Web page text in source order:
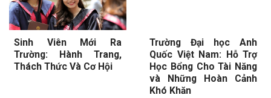
Sinh Viên Mới Ra
Trường: Hành Trang,
Thách Thức Và Cơ Hội
Trường Đại học Anh
Quốc Việt Nam: Hỗ Trợ
Học Bổng Cho Tài Năng
và Những Hoàn Cảnh
Khó Khăn